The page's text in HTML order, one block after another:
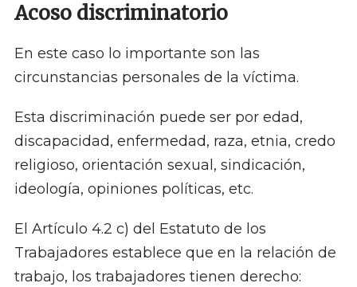
Acoso discriminatorio
En este caso lo importante son las
circunstancias personales de la víctima.
Esta discriminación puede ser por edad,
discapacidad, enfermedad, raza, etnia, credo
religioso, orientación sexual, sindicación,
ideología, opiniones políticas, etc.
El Artículo 4.2 c) del Estatuto de los
Trabajadores establece que en la relación de
trabajo, los trabajadores tienen derecho: